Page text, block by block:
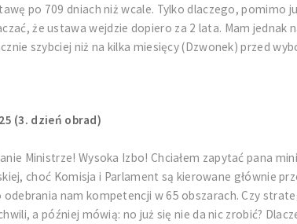
po 709 dniach niż wcale. Tylko dlaczego, pomimo
że ustawa wejdzie dopiero za 2 lata. Mam
szybciej niż na kilka miesięcy (Dzwonek) przed
(3. dzień obrad)
Ministrze! Wysoka Izbo! Chciałem zapytać pana
choć Komisja i Parlament są kierowane głównie
nam kompetencji w 65 obszarach. Czy
a później mówią: no już się nie da nic zrobić?